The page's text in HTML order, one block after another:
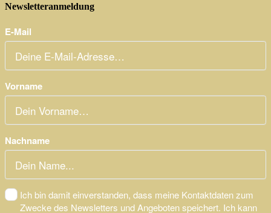
Newsletteranmeldung